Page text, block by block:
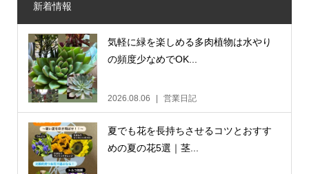
新着情報
気軽に緑を楽しめる多肉植物は水やり
の頻度少なめでOK...
2026.08.06 営業日記
夏でも花を長持ちさせるコツとおすす
めの夏の花5選｜茎...